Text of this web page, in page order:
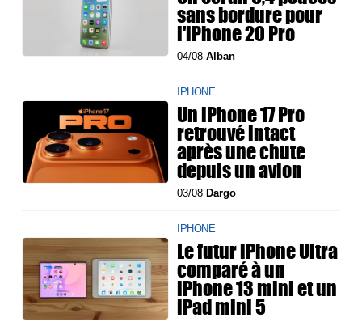
sans bordure pour
l'iPhone 20 Pro
04/08Alban
IPHONE
Un iPhone 17 Pro
retrouvé intact
après une chute
depuis un avion
03/08 Dargo
IPHONE
Le futur iPhone Ultra
comparé à un
iPhone 13 mini et un
iPad mini 5